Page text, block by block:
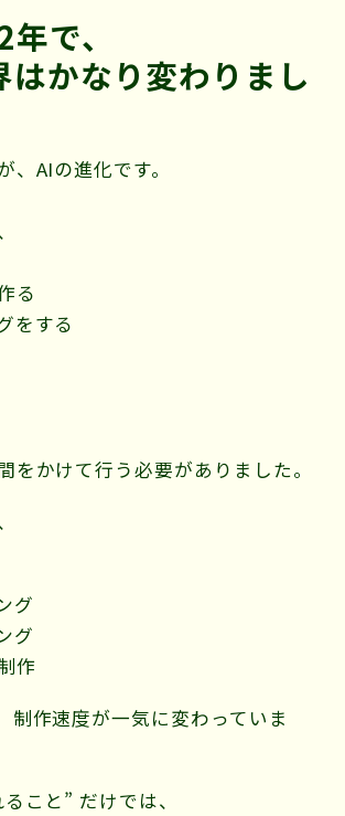
で、
かなり変わりまし
、AIの進化です。
る
をする
をかけて行う必要がありました。
グ
グ
作
制作速度が一気に変わっていま
こと” だけでは、